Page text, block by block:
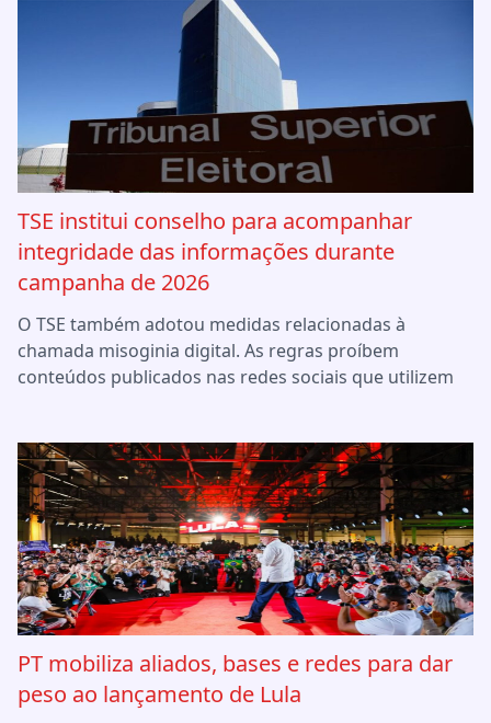
TSE institui conselho para acompanhar
integridade das informações durante
campanha de 2026
O TSE também adotou medidas relacionadas à
chamada misoginia digital. As regras proíbem
conteúdos publicados nas redes sociais que utilizem
PT mobiliza aliados, bases e redes para dar
peso ao lançamento de Lula